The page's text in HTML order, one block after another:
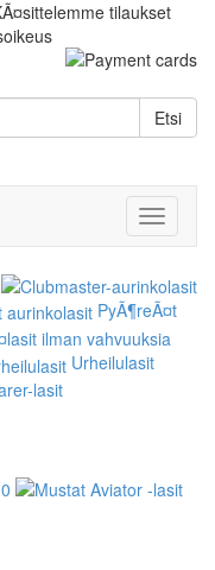
tilaukset
Etsi
Toggle
PyÃ¶reÃ¤t
Urheilulasit
lasit